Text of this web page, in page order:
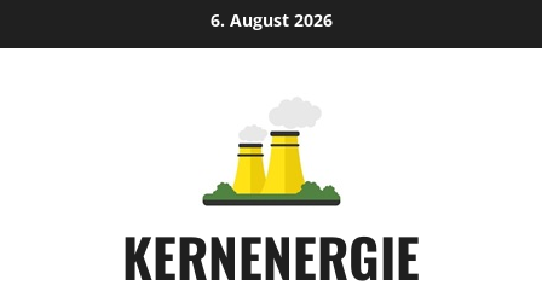
Inhalt
6. August 2026
KERNENERGIE